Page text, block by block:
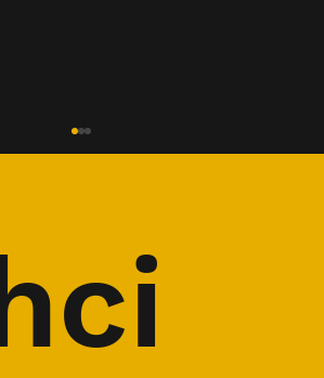
online